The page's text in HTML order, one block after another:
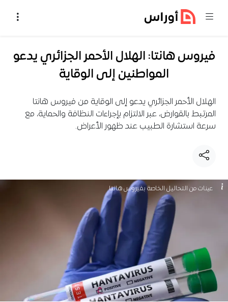
فيروس هانتا: الهلال الأحمر الجزائري يدعو
المواطنين إلى الوقاية
الهلال الأحمر الجزائري يدعو إلى الوقاية من فيروس هانتا
المرتبط بالقوارض، عبر الالتزام بإجراءات النظافة والحماية، مع
سرعة استشارة الطبيب عند ظهور الأعراض.
عينات من التحاليل الخاصة بفيروس هانتا